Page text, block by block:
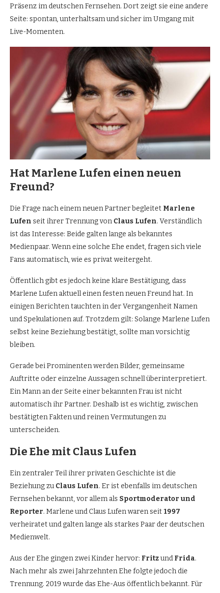
Präsenz im deutschen Fernsehen. Dort zeigt sie eine andere
Seite: spontan, unterhaltsam und sicher im Umgang mit
Live-Momenten.
Hat Marlene Lufen einen neuen
Freund?
Die Frage nach einem neuen Partner begleitet Marlene
Lufen seit ihrer Trennung von Claus Lufen. Verständlich
ist das Interesse: Beide galten lange als bekanntes
Medienpaar. Wenn eine solche Ehe endet, fragen sich viele
Fans automatisch, wie es privat weitergeht.
Öffentlich gibt es jedoch keine klare Bestätigung, dass
Marlene Lufen aktuell einen festen neuen Freund hat. In
einigen Berichten tauchten in der Vergangenheit Namen
und Spekulationen auf. Trotzdem gilt: Solange Marlene Lufen
selbst keine Beziehung bestätigt, sollte man vorsichtig
bleiben.
Gerade bei Prominenten werden Bilder, gemeinsame
Auftritte oder einzelne Aussagen schnell überinterpretiert.
Ein Mann an der Seite einer bekannten Frau ist nicht
automatisch ihr Partner. Deshalb ist es wichtig, zwischen
bestätigten Fakten und reinen Vermutungen zu
unterscheiden.
Die Ehe mit Claus Lufen
Ein zentraler Teil ihrer privaten Geschichte ist die
Beziehung zu Claus Lufen. Er ist ebenfalls im deutschen
Fernsehen bekannt, vor allem als Sportmoderator und
Reporter. Marlene und Claus Lufen waren seit1997
verheiratet und galten lange als starkes Paar der deutschen
Medienwelt.
Aus der Ehe gingen zwei Kinder hervor: Fritzund Frida.
Nach mehr als zwei Jahrzehnten Ehe folgte jedoch die
Trennung. 2019 wurde das Ehe-Aus öffentlich bekannt. Für